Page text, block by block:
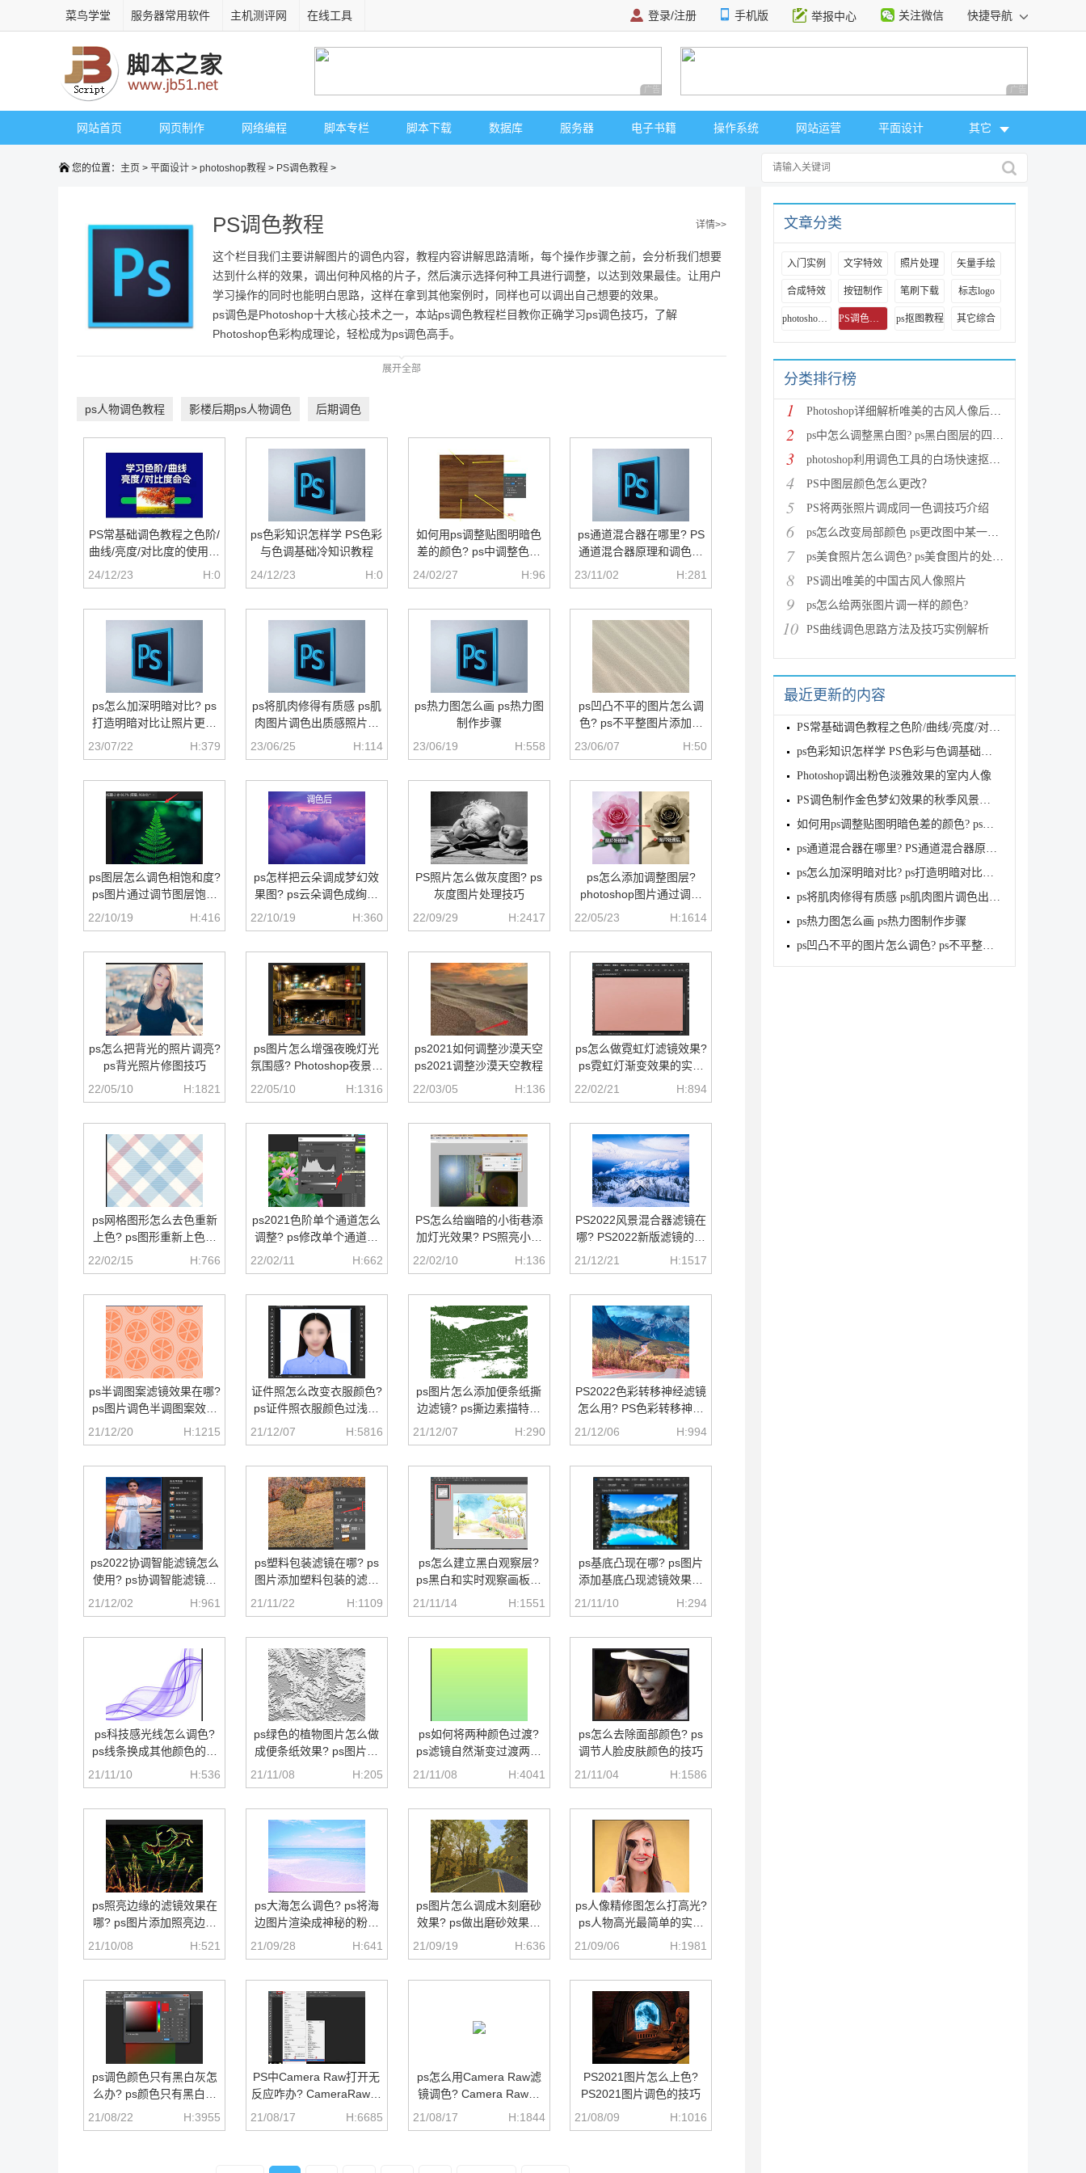
菜鸟学堂 服务器常用软件 主机测评网 在线工具 登录/注册 手机版 举报中心 关注微信 快捷导航
广告 商业广告，理性选择 广告 商业广告，理
网站首页 网页制作 网络编程 脚本专栏 脚本下载 数据库 服务器 电子书籍 操作系统 网站运营 平面设计 其它
您的位置： 主页 > 平面设计 > photoshop教程 > PS调色教程 >
PS调色教程 详情>>
这个栏目我们主要讲解图片的调色内容，教程内容讲解思路清晰，每个操作步骤之前，会分析我们想要
达到什么样的效果，调出何种风格的片子，然后演示选择何种工具进行调整，以达到效果最佳。让用户
学习操作的同时也能明白思路，这样在拿到其他案例时，同样也可以调出自己想要的效果。
ps调色是Photoshop十大核心技术之一，本站ps调色教程栏目教你正确学习ps调色技巧，了解
Photoshop色彩构成理论，轻松成为ps调色高手。
展开全部
ps人物调色教程 影楼后期ps人物调色 后期调色
PS常基础调色教程之色阶/
曲线/亮度/对比度的使用方
24/12/23 H:0
ps色彩知识怎样学 PS色彩
与色调基础冷知识教程
24/12/23
H:0
如何用ps调整贴图明暗色
差的颜色? ps中调整色彩
明暗度的的技巧
24/02/27 H:96
ps通道混合器在哪里? PS
通道混合器原理和调色的
23/11/02 H:281
ps怎么加深明暗对比? ps
打造明暗对比让照片更有
质感的技巧
23/07/22 H:379
ps将肌肉修得有质感 ps肌
肉图片调色出质感照片效
果的技巧
23/06/25 H:114
ps热力图怎么画 ps热力图
制作步骤
23/06/19
H:558
ps凹凸不平的图片怎么调
色? ps不平整图片添加颜
色的技巧
23/06/07 H:50
ps图层怎么调色相饱和度?
ps图片通过调节图层饱和
度进行调色的技巧
22/10/19 H:416
ps怎样把云朵调成梦幻效
果图? ps云朵调色成绚丽
梦幻色的技巧
22/10/19 H:360
PS照片怎么做灰度图? ps
灰度图片处理技巧
22/09/29
H:2417
ps怎么添加调整图层?
photoshop图片通过调整
图层调色的技巧
22/05/23 H:1614
ps怎么把背光的照片调亮?
ps背光照片修图技巧
22/05/10
H:1821
ps图片怎么增强夜晚灯光
氛围感? Photoshop夜景灯
光效果的调色方法
22/05/10 H:1316
ps2021如何调整沙漠天空
ps2021调整沙漠天空教程
22/03/05
H:136
ps怎么做霓虹灯滤镜效果?
ps霓虹灯渐变效果的实现
22/02/21 H:894
ps网格图形怎么去色重新
上色? ps图形重新上色的
22/02/15 H:766
ps2021色阶单个通道怎么
调整? ps修改单个通道发
光级别的技巧
22/02/11 H:662
PS怎么给幽暗的小街巷添
加灯光效果? PS照亮小街
巷的技巧
22/02/10 H:136
PS2022风景混合器滤镜在
哪? PS2022新版滤镜的使
21/12/21 H:1517
ps半调图案滤镜效果在哪?
ps图片调色半调图案效果
21/12/20 H:1215
证件照怎么改变衣服颜色?
ps证件照衣服颜色过浅调
21/12/07 H:5816
ps图片怎么添加便条纸撕
边滤镜? ps撕边素描特效
的实现方法
21/12/07 H:290
PS2022色彩转移神经滤镜
怎么用? PS色彩转移神经
滤镜调色的技巧
21/12/06 H:994
ps2022协调智能滤镜怎么
使用? ps协调智能滤镜调
21/12/02 H:961
ps塑料包装滤镜在哪? ps
图片添加塑料包装的滤镜
效果的技巧
21/11/22 H:1109
ps怎么建立黑白观察层?
ps黑白和实时观察画板的
21/11/14 H:1551
ps基底凸现在哪? ps图片
添加基底凸现滤镜效果的
21/11/10 H:294
ps科技感光线怎么调色?
ps线条换成其他颜色的技
21/11/10 H:536
ps绿色的植物图片怎么做
成便条纸效果? ps图片调
21/11/08 H:205
ps如何将两种颜色过渡?
ps滤镜自然渐变过渡两种
颜色的技巧
21/11/08 H:4041
ps怎么去除面部颜色? ps
调节人脸皮肤颜色的技巧
21/11/04
H:1586
ps照亮边缘的滤镜效果在
哪? ps图片添加照亮边缘
滤镜的技巧
21/10/08 H:521
ps大海怎么调色? ps将海
边图片渲染成神秘的粉紫
21/09/28 H:641
ps图片怎么调成木刻磨砂
效果? ps做出磨砂效果的
21/09/19 H:636
ps人像精修图怎么打高光?
ps人物高光最简单的实现
21/09/06 H:1981
ps调色颜色只有黑白灰怎
么办? ps颜色只有黑白灰
的解决办法
21/08/22 H:3955
PS中Camera Raw打开无
反应咋办? CameraRaw假
死的解决办法
21/08/17 H:6685
ps怎么用Camera Raw滤
镜调色? Camera Raw调
21/08/17 H:1844
PS2021图片怎么上色?
PS2021图片调色的技巧
21/08/09
H:1016
文章分类
入门实例 文字特效 照片处理 矢量手绘
合成特效 按钮制作 笔刷下载 标志logo
photoshop视频教程 PS调色教程 ps抠图教程 其它综合
分类排行榜
1 Photoshop详细解析唯美的古风人像后期调色技巧教程
2 ps中怎么调整黑白图? ps黑白图层的四种调节方法
3 photoshop利用调色工具的白场快速抠图换背景
4 PS中图层颜色怎么更改？
5 PS将两张照片调成同一色调技巧介绍
6 ps怎么改变局部颜色 ps更改图中某一部分颜色教程
7 ps美食照片怎么调色? ps美食图片的处理技巧
8 PS调出唯美的中国古风人像照片
9 ps怎么给两张图片调一样的颜色?
10 PS曲线调色思路方法及技巧实例解析
最近更新的内容
PS常基础调色教程之色阶/曲线/亮度/对比度的使用方法
ps色彩知识怎样学 PS色彩与色调基础冷知识教程
Photoshop调出粉色淡雅效果的室内人像
PS调色制作金色梦幻效果的秋季风景照片教程
如何用ps调整贴图明暗色差的颜色? ps中调整色彩明暗度
ps通道混合器在哪里? PS通道混合器原理和调色的方法
ps怎么加深明暗对比? ps打造明暗对比让照片更有质感的
ps将肌肉修得有质感 ps肌肉图片调色出质感照片效果的
ps热力图怎么画 ps热力图制作步骤
ps凹凸不平的图片怎么调色? ps不平整图片添加颜色的技